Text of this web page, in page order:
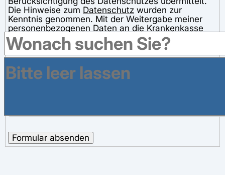
Die Hinweise zum Datenschutz wurden zur
Kenntnis genommen. Mit der Weitergabe meiner
personenbezogenen Daten an die Krankenkasse
und der Speicherung zum Zwecke der Bearbeitung
meiner Anfrage bin ich einverstanden.
Formular absenden